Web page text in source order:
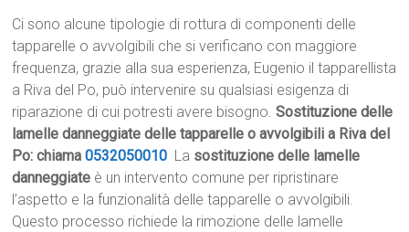
Ci sono alcune tipologie di rottura di componenti delle
tapparelle o avvolgibili che si verificano con maggiore
frequenza, grazie alla sua esperienza, Eugenio il tapparellista
a Riva del Po, può intervenire su qualsiasi esigenza di
riparazione di cui potresti avere bisogno.Sostituzione delle
lamelle danneggiate delle tapparelle o avvolgibili a Riva del
Po: chiama0532050010 La sostituzione delle lamelle
danneggiate è un intervento comune per ripristinare
l’aspetto e la funzionalità delle tapparelle o avvolgibili.
Questo processo richiede la rimozione delle lamelle